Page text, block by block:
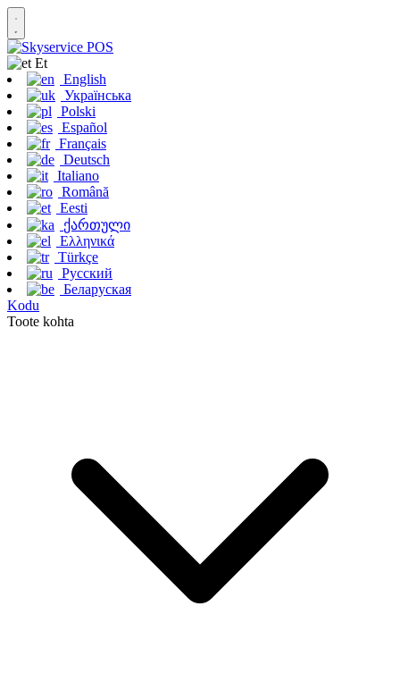
Et
English
Українська
Polski
Español
Français
Deutsch
Italiano
Română
Eesti
ქართული
Ελληνικά
Türkçe
Русский
Беларуская
Kodu
Toote kohta